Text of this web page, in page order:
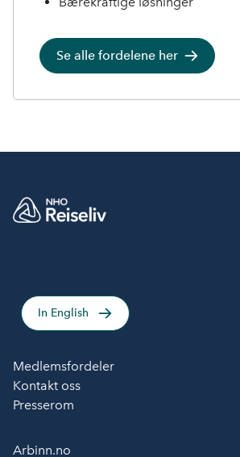
Se alle fordelene her
In English
Medlemsfordeler
Kontakt oss
Presserom
Arbinn.no